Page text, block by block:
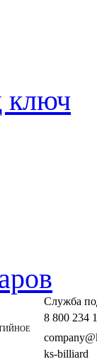
ключ
Cлужба
8 800 234
ks-billiard